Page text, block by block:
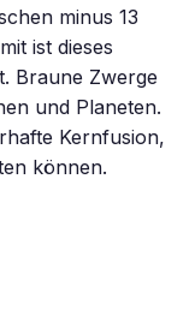
minus 13
ist dieses
Braune Zwerge
und Planeten.
Kernfusion,
können.